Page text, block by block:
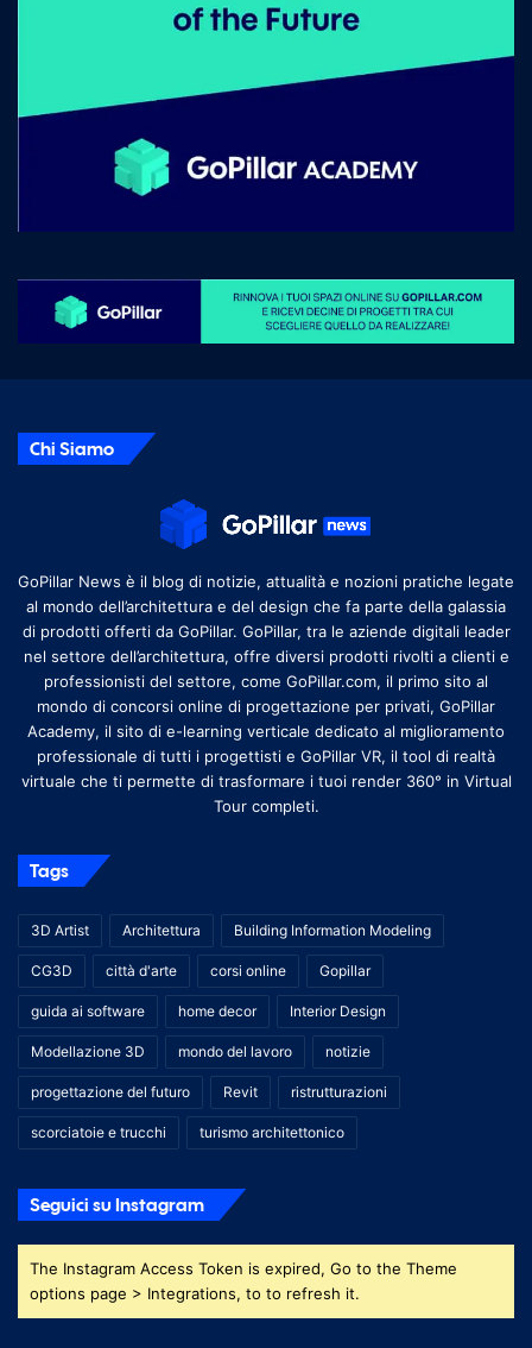
Chi Siamo
GoPillar News è il blog di notizie, attualità e nozioni pratiche legate
al mondo dell’architettura e del design che fa parte della galassia
di prodotti offerti da GoPillar. GoPillar, tra le aziende digitali leader
nel settore dell’architettura, offre diversi prodotti rivolti a clienti e
professionisti del settore, come GoPillar.com, il primo sito al
mondo di concorsi online di progettazione per privati, GoPillar
Academy, il sito di e-learning verticale dedicato al miglioramento
professionale di tutti i progettisti e GoPillar VR, il tool di realtà
virtuale che ti permette di trasformare i tuoi render 360° in Virtual
Tour completi.
Tags
3D Artist Architettura Building Information Modeling
CG3D città d'arte corsi online Gopillar
guida ai software home decor Interior Design
Modellazione 3D mondo del lavoro notizie
progettazione del futuro Revit ristrutturazioni
scorciatoie e trucchi turismo architettonico
Seguici su Instagram
The Instagram Access Token is expired, Go to the Theme
options page > Integrations, to to refresh it.